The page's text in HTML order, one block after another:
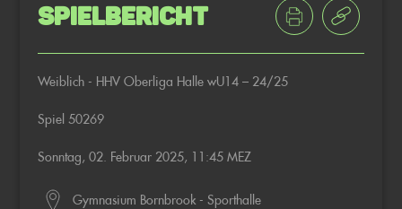
Spielbericht
Weiblich - HHV Oberliga Halle wU14 – 24/25
Spiel 50269
Sonntag, 02. Februar 2025, 11:45 MEZ
Gymnasium Bornbrook - Sporthalle